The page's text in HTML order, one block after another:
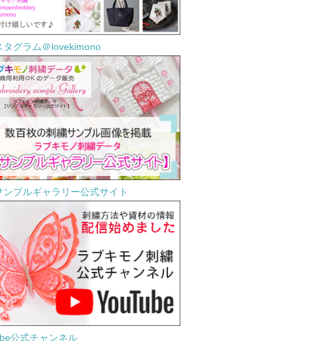
タグラム＠lovekimono
ンプルギャラリー公式サイト
公式チャンネル